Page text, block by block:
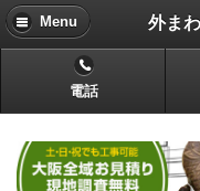
Menu
電話